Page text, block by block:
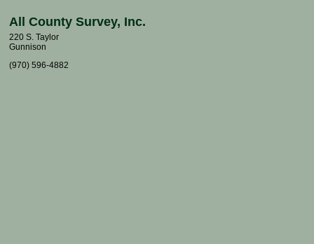
All County Survey, Inc.
220 S. Taylor
Gunnison
(970) 596-4882